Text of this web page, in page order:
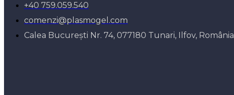
+40 759.059.540
comenzi@plasmogel.com
Calea București Nr. 74, 077180 Tunari, Ilfov, România